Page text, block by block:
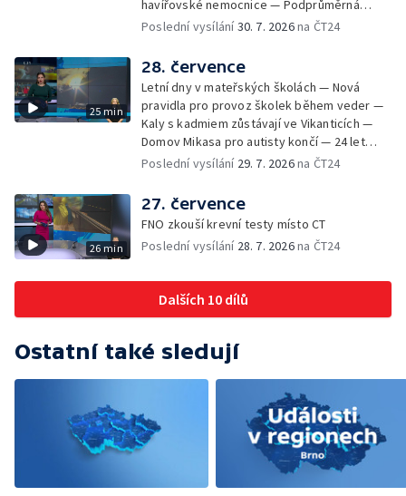
Výběr ze sociálních sítí ČT — Nové varhany v
Rudě u Rýmařova
havířovské nemocnice — Podprůměrná
návštěvnost koupališť v červenci — Do
Nedostatek krve v transfuzních stanicích —
Spor kvůli novému chodníku na Keprník —
Olomoucké shakespearovské léto
Poslední vysílání30. 7. 2026na ČT24
25 min
28. července
Letní dny v mateřských školách — Nová
pravidla pro provoz školek během veder —
Kaly s kadmiem zůstávají ve Vikanticích —
Domov Mikasa pro autisty končí — 24 let
vězení za zapálení ženy — Kybernetický
Gorol se chystá na festival — Nová
cyklostezka až na Slovensko — AI pomáhá
při endoskopii — Výběr ze sociálních sítí ČT
— Zemřela baletka Vlasta Pavelcová —
Jičíně
Poslední vysílání 29. 7. 2026na ČT24
26 min
27. července
FNO zkouší krevní testy místo CT
Poslední vysílání 28. 7. 2026na ČT24
Dalších 10 dílů
Ostatní také sledují